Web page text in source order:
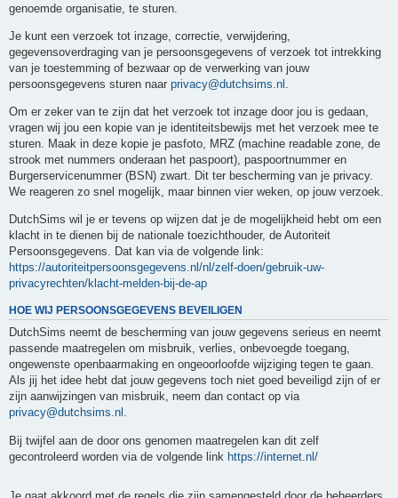
genoemde organisatie, te sturen.
Je kunt een verzoek tot inzage, correctie, verwijdering,
gegevensoverdraging van je persoonsgegevens of verzoek tot intrekking
van je toestemming of bezwaar op de verwerking van jouw
persoonsgegevens sturen naar privacy@dutchsims.nl .
Om er zeker van te zijn dat het verzoek tot inzage door jou is gedaan,
vragen wij jou een kopie van je identiteitsbewijs met het verzoek mee te
sturen. Maak in deze kopie je pasfoto, MRZ (machine readable zone, de
strook met nummers onderaan het paspoort), paspoortnummer en
Burgerservicenummer (BSN) zwart. Dit ter bescherming van je privacy.
We reageren zo snel mogelijk, maar binnen vier weken, op jouw verzoek.
DutchSims wil je er tevens op wijzen dat je de mogelijkheid hebt om een
klacht in te dienen bij de nationale toezichthouder, de Autoriteit
Persoonsgegevens. Dat kan via de volgende link:
https://autoriteitpersoonsgegevens.nl/nl/zelf-doen/gebruik-uw-
privacyrechten/klacht-melden-bij-de-ap
HOE WIJ PERSOONSGEGEVENS BEVEILIGEN
DutchSims neemt de bescherming van jouw gegevens serieus en neemt
passende maatregelen om misbruik, verlies, onbevoegde toegang,
ongewenste openbaarmaking en ongeoorloofde wijziging tegen te gaan.
Als jij het idee hebt dat jouw gegevens toch niet goed beveiligd zijn of er
zijn aanwijzingen van misbruik, neem dan contact op via
privacy@dutchsims.nl .
Bij twijfel aan de door ons genomen maatregelen kan dit zelf
gecontroleerd worden via de volgende link https://internet.nl/